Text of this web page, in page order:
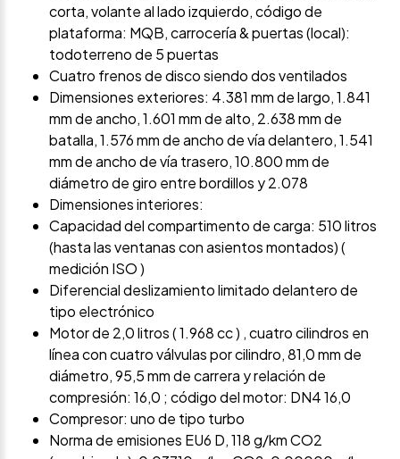
corta, volante al lado izquierdo, código de
plataforma: MQB, carrocería & puertas (local):
todoterreno de 5 puertas
Cuatro frenos de disco siendo dos ventilados
Dimensiones exteriores: 4.381 mm de largo, 1.841
mm de ancho, 1.601 mm de alto, 2.638 mm de
batalla, 1.576 mm de ancho de vía delantero, 1.541
mm de ancho de vía trasero, 10.800 mm de
diámetro de giro entre bordillos y 2.078
Dimensiones interiores:
Capacidad del compartimento de carga: 510 litros
(hasta las ventanas con asientos montados) (
medición ISO )
Diferencial deslizamiento limitado delantero de
tipo electrónico
Motor de 2,0 litros ( 1.968 cc ) , cuatro cilindros en
línea con cuatro válvulas por cilindro, 81,0 mm de
diámetro, 95,5 mm de carrera y relación de
compresión: 16,0 ; código del motor: DN4 16,0
Compresor: uno de tipo turbo
Norma de emisiones EU6 D, 118 g/km CO2